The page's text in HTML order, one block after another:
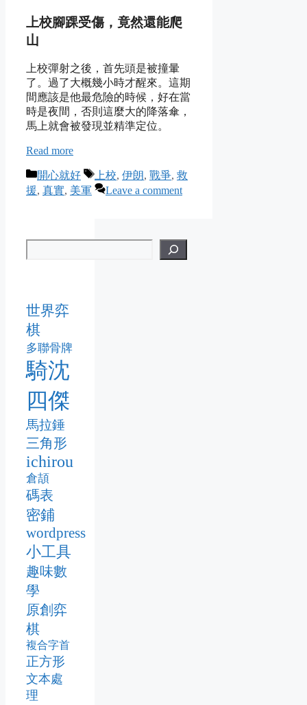
上校腳踝受傷，竟然還能爬
山
上校彈射之後，首先頭是被撞暈
了。過了大概幾小時才醒來。這期
間應該是他最危險的時候，好在當
時是夜間，否則這麼大的降落傘，
馬上就會被發現並精準定位。
Read more
Categories
開心就好 Tags
上校, 伊朗, 戰爭, 救
援, 真實, 美軍 Leave a comment
世界弈
棋
多聯骨牌
騎沈
四傑
馬拉錘
三角形
ichirou
倉頡
碼表
密鋪
wordpress
小工具
趣味數
學
原創弈
棋
複合字首
正方形
文本處
理